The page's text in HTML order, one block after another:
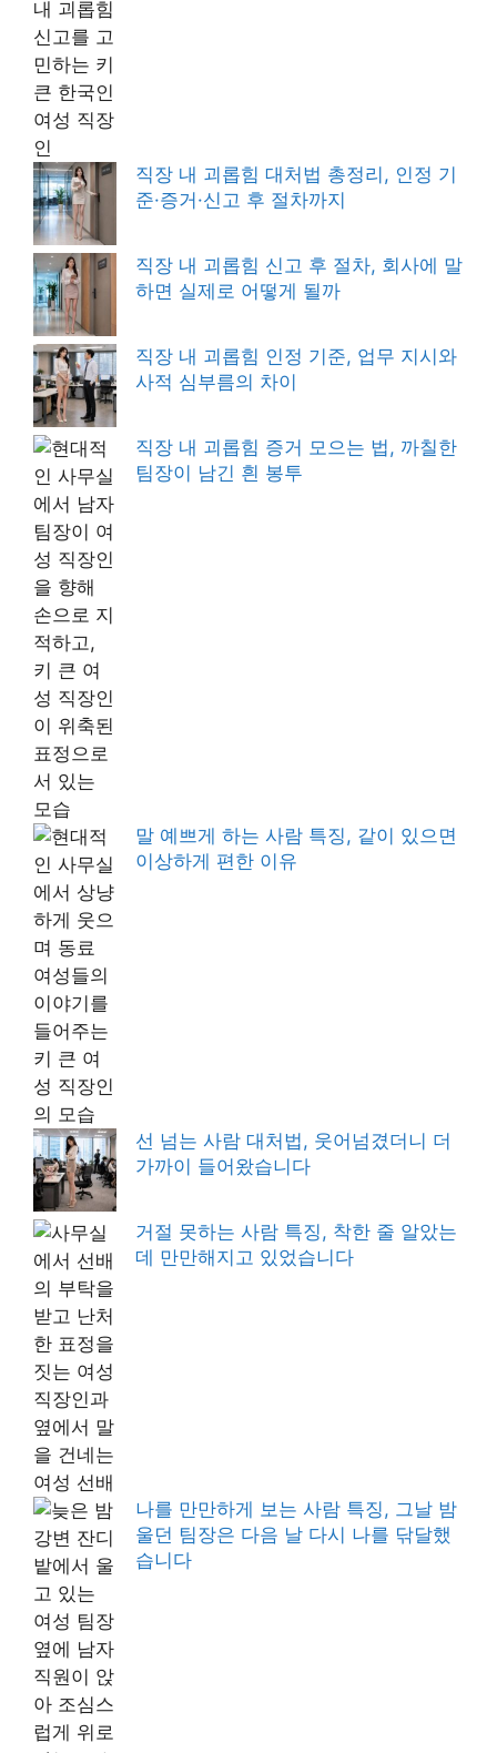
직장 내 괴롭힘 대처법 총정리, 인정 기
준·증거·신고 후 절차까지
직장 내 괴롭힘 신고 후 절차, 회사에 말
하면 실제로 어떻게 될까
직장 내 괴롭힘 인정 기준, 업무 지시와
사적 심부름의 차이
직장 내 괴롭힘 증거 모으는 법, 까칠한
팀장이 남긴 흰 봉투
말 예쁘게 하는 사람 특징, 같이 있으면
이상하게 편한 이유
선 넘는 사람 대처법, 웃어넘겼더니 더
가까이 들어왔습니다
거절 못하는 사람 특징, 착한 줄 알았는
데 만만해지고 있었습니다
나를 만만하게 보는 사람 특징, 그날 밤
울던 팀장은 다음 날 다시 나를 닦달했
습니다